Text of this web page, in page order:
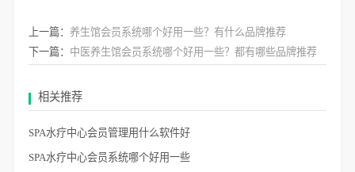
上一篇： 养生馆会员系统哪个好用一些？有什么品牌推荐
下一篇： 中医养生馆会员系统哪个好用一些？都有哪些品牌推荐
相关推荐
SPA水疗中心会员管理用什么软件好
SPA水疗中心会员系统哪个好用一些